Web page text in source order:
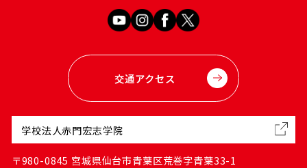
交通アクセス
学校法人赤門宏志学院
〒980-0845 宮城県仙台市青葉区荒巻字青葉33-1